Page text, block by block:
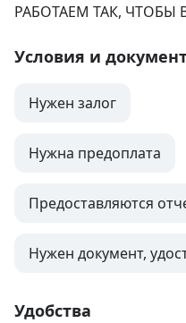
РАБОТАЕМ ТАК, ЧТОБЫ
Условия и
Нужен залог
Нужна предоплата
Предоставляются
Нужен документ,
Удобства